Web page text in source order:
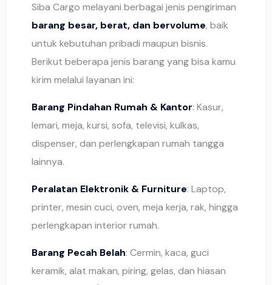
Siba Cargo melayani berbagai jenis pengiriman
barang besar, berat, dan bervolume, baik
untuk kebutuhan pribadi maupun bisnis.
Berikut beberapa jenis barang yang bisa kamu
kirim melalui layanan ini:
Barang Pindahan Rumah & Kantor: Kasur,
lemari, meja, kursi, sofa, televisi, kulkas,
dispenser, dan perlengkapan rumah tangga
lainnya.
Peralatan Elektronik & Furniture: Laptop,
printer, mesin cuci, oven, meja kerja, rak, hingga
perlengkapan interior rumah.
Barang Pecah Belah: Cermin, kaca, guci
keramik, alat makan, piring, gelas, dan hiasan